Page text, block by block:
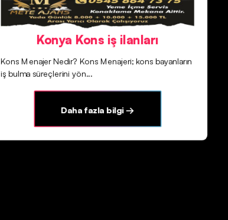
Konya Kons iş ilanları
Kons Menajer Nedir? Kons Menajeri; kons bayanların
iş bulma süreçlerini yön...
Daha fazla bilgi →